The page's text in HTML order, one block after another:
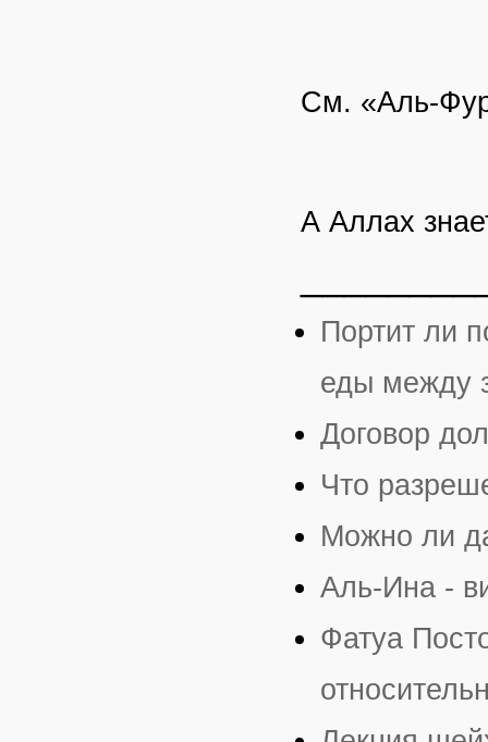
См. «Аль-
А Аллах
Портит ли
еды между
Договор
Что
Можно ли
Аль-Ина -
Фатуа